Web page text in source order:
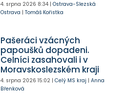
4. srpna 2026 8:34| Ostrava-Slezská
Ostrava | Tomáš Kořistka
Pašeráci vzácných
papoušků dopadeni.
Celníci zasahovali i v
Moravskoslezském kraji
4. srpna 2026 15:02| Celý MS kraj | Anna
Břenková